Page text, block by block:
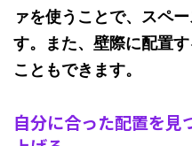
ァを使うことで、スペ
す。また、壁際に配置
こともできます。
自分に合った配置を見